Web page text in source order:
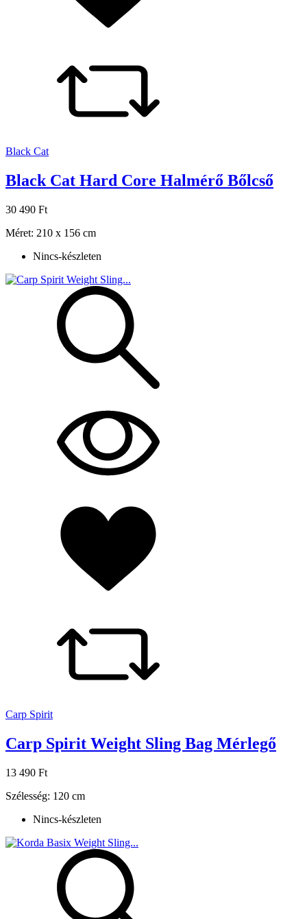
Black Cat
Black Cat Hard Core Halmérő Bőlcső
30 490 Ft
Méret: 210 x 156 cm
Nincs-készleten
Carp Spirit
Carp Spirit Weight Sling Bag Mérlegő
13 490 Ft
Szélesség: 120 cm
Nincs-készleten